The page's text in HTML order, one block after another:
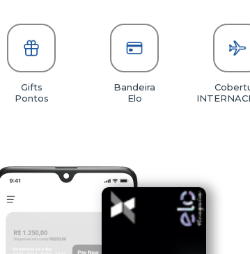
Gifts
Pontos
Bandeira
Elo